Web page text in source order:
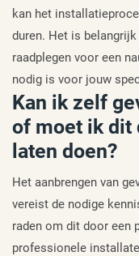
kan het
duren. Het is
raadplegen voor een
nodig is voor jouw
Kan ik zelf
of moet ik dit
laten doen?
Het aanbrengen van
vereist de nodige
raden om dit door een
professionele